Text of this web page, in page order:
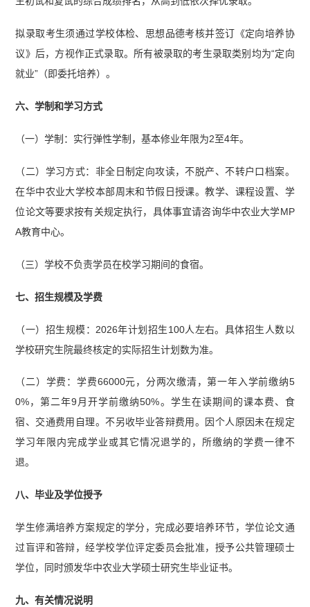
拟录取考生须通过学校体检、思想品德考核并签订《定向培养协
议》后，方视作正式录取。所有被录取的考生录取类别均为“定向
就业”（即委托培养）。
六、学制和学习方式
（一）学制：实行弹性学制，基本修业年限为2至4年。
（二）学习方式：非全日制定向攻读，不脱产、不转户口档案。
在华中农业大学校本部周末和节假日授课。教学、课程设置、学
位论文等要求按有关规定执行，具体事宜请咨询华中农业大学MP
A教育中心。
（三）学校不负责学员在校学习期间的食宿。
七、招生规模及学费
（一）招生规模：2026年计划招生100人左右。具体招生人数以
学校研究生院最终核定的实际招生计划数为准。
（二）学费：学费66000元，分两次缴清，第一年入学前缴纳5
0%，第二年9月开学前缴纳50%。学生在读期间的课本费、食
宿、交通费用自理。不另收毕业答辩费用。因个人原因未在规定
学习年限内完成学业或其它情况退学的，所缴纳的学费一律不
退。
八、毕业及学位授予
学生修满培养方案规定的学分，完成必要培养环节，学位论文通
过盲评和答辩，经学校学位评定委员会批准，授予公共管理硕士
学位，同时颁发华中农业大学硕士研究生毕业证书。
九、有关情况说明